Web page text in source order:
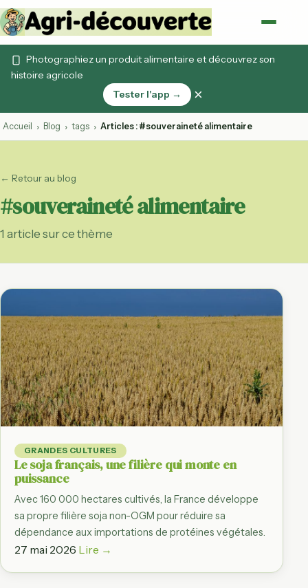
Photographiez un produit alimentaire et découvrez son
histoire agricole
Tester l'app →
×
Accueil › Blog › tags › Articles : #souveraineté alimentaire
← Retour au blog
#souveraineté alimentaire
1 article sur ce thème
GRANDES CULTURES
Le soja français, une filière qui monte en
puissance
Avec 160 000 hectares cultivés, la France développe
sa propre filière soja non-OGM pour réduire sa
dépendance aux importations de protéines végétales.
27 mai 2026 Lire →